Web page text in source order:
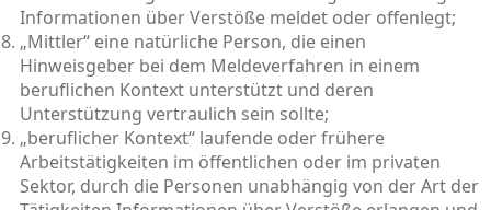
Informationen über Verstöße meldet oder offenlegt;
„Mittler“ eine natürliche Person, die einen
Hinweisgeber bei dem Meldeverfahren in einem
beruflichen Kontext unterstützt und deren
Unterstützung vertraulich sein sollte;
„beruflicher Kontext“ laufende oder frühere
Arbeitstätigkeiten im öffentlichen oder im privaten
Sektor, durch die Personen unabhängig von der Art der